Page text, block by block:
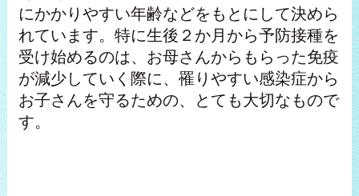
にかかりやすい年齢などをもとにして決めら
れています。特に生後２か月から予防接種を
受け始めるのは、お母さんからもらった免疫
が減少していく際に、罹りやすい感染症から
お子さんを守るための、とても大切なもので
す。